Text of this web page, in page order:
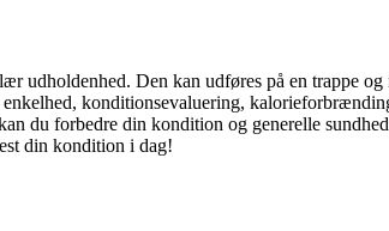
udholdenhed. Den kan udføres på en trappe
konditionsevaluering,
du forbedre din kondition og generelle
din kondition i dag!